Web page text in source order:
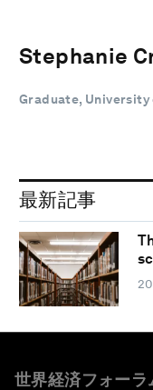
Stephanie
Graduate, University
最新記事
世界経済フォーラ